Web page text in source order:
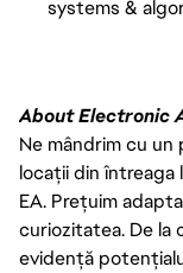
systems &
About Electronic
Ne mândrim cu
locații din
EA. Prețuim
curiozitatea. De la
evidență